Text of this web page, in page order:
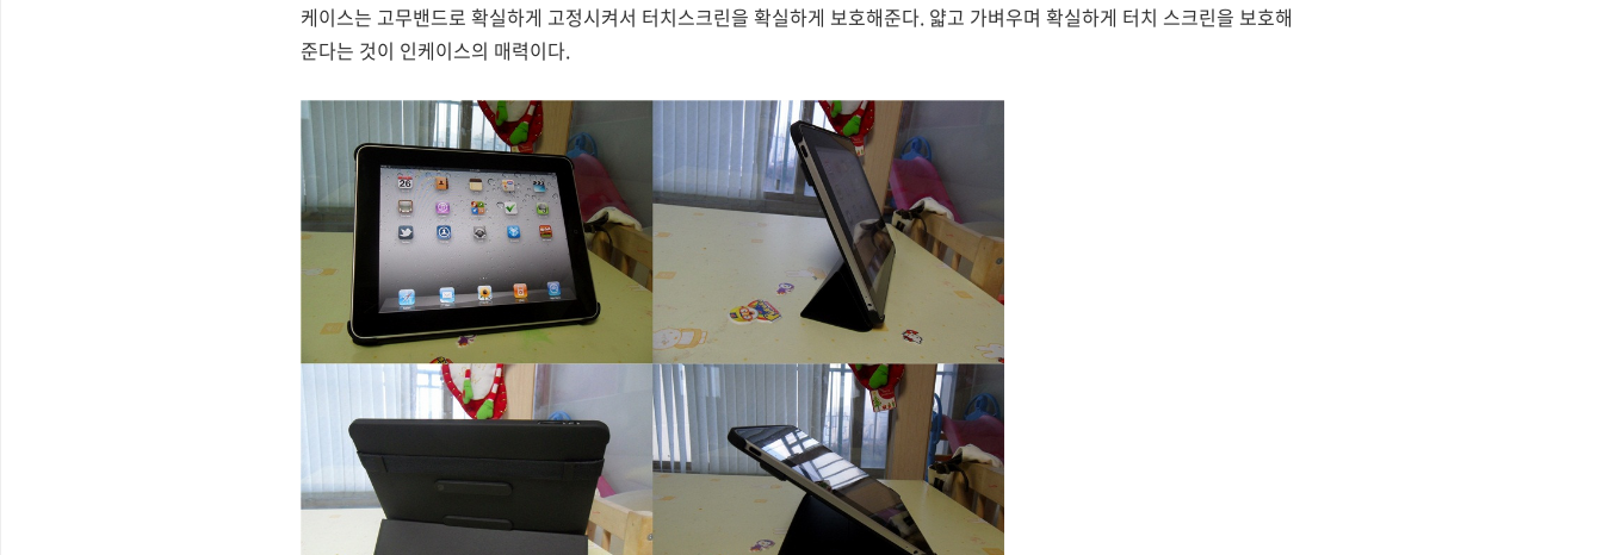
케이스는 고무밴드로 확실하게 고정시켜서 터치스크린을 확실하게 보호해준다. 얇고 가벼우며 확실하게 터치 스크린을 보호해
준다는 것이 인케이스의 매력이다.